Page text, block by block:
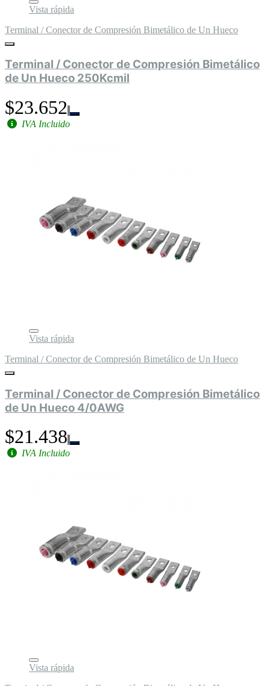
Vista rápida
Terminal / Conector de Compresión Bimetálico de Un Hueco
Terminal / Conector de Compresión Bimetálico
de Un Hueco 250Kcmil
$23.652
IVA Incluido
Vista rápida
Terminal / Conector de Compresión Bimetálico de Un Hueco
Terminal / Conector de Compresión Bimetálico
de Un Hueco 4/0AWG
$21.438
IVA Incluido
Vista rápida